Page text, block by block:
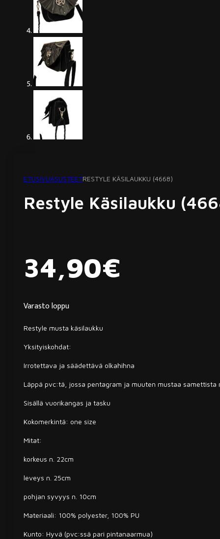
ETUSIVUASUSTEETRESTYLE KÄSILAUKKU (4668)
Restyle Käsilaukku
34,90€
Varasto loppu
Restyle musta käsilaukku
Yksityiskohdat:
Irrotettava ja säädettävä olkahihna
Läppä pvc:tä, jossa pentagram ja muuten mustaa samettista
Sisällä vuorikangas ja tasku
Kokomerkintä: one size
Mitat:
korkeus n. 22cm
leveys n. 25cm
pohjan syvyys n. 10cm
Materiaali: 100% polyester, 100% PU
Kunto: Hyvä (pvc:ssä pari pintanaarmua)